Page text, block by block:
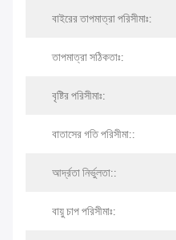
বাইরের তাপমাত্রা পরিসীমাঃ:
তাপমাত্রা সঠিকতাঃ:
বৃষ্টির পরিসীমাঃ:
বাতাসের গতি পরিসীমা::
আর্দ্রতা নির্ভুলতা::
বায়ু চাপ পরিসীমাঃ: